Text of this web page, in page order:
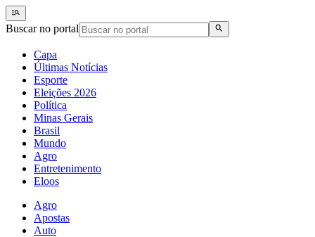
Buscar no portal
Capa
Últimas Notícias
Esporte
Eleições 2026
Política
Minas Gerais
Brasil
Mundo
Agro
Entretenimento
Eloos
Agro
Apostas
Auto